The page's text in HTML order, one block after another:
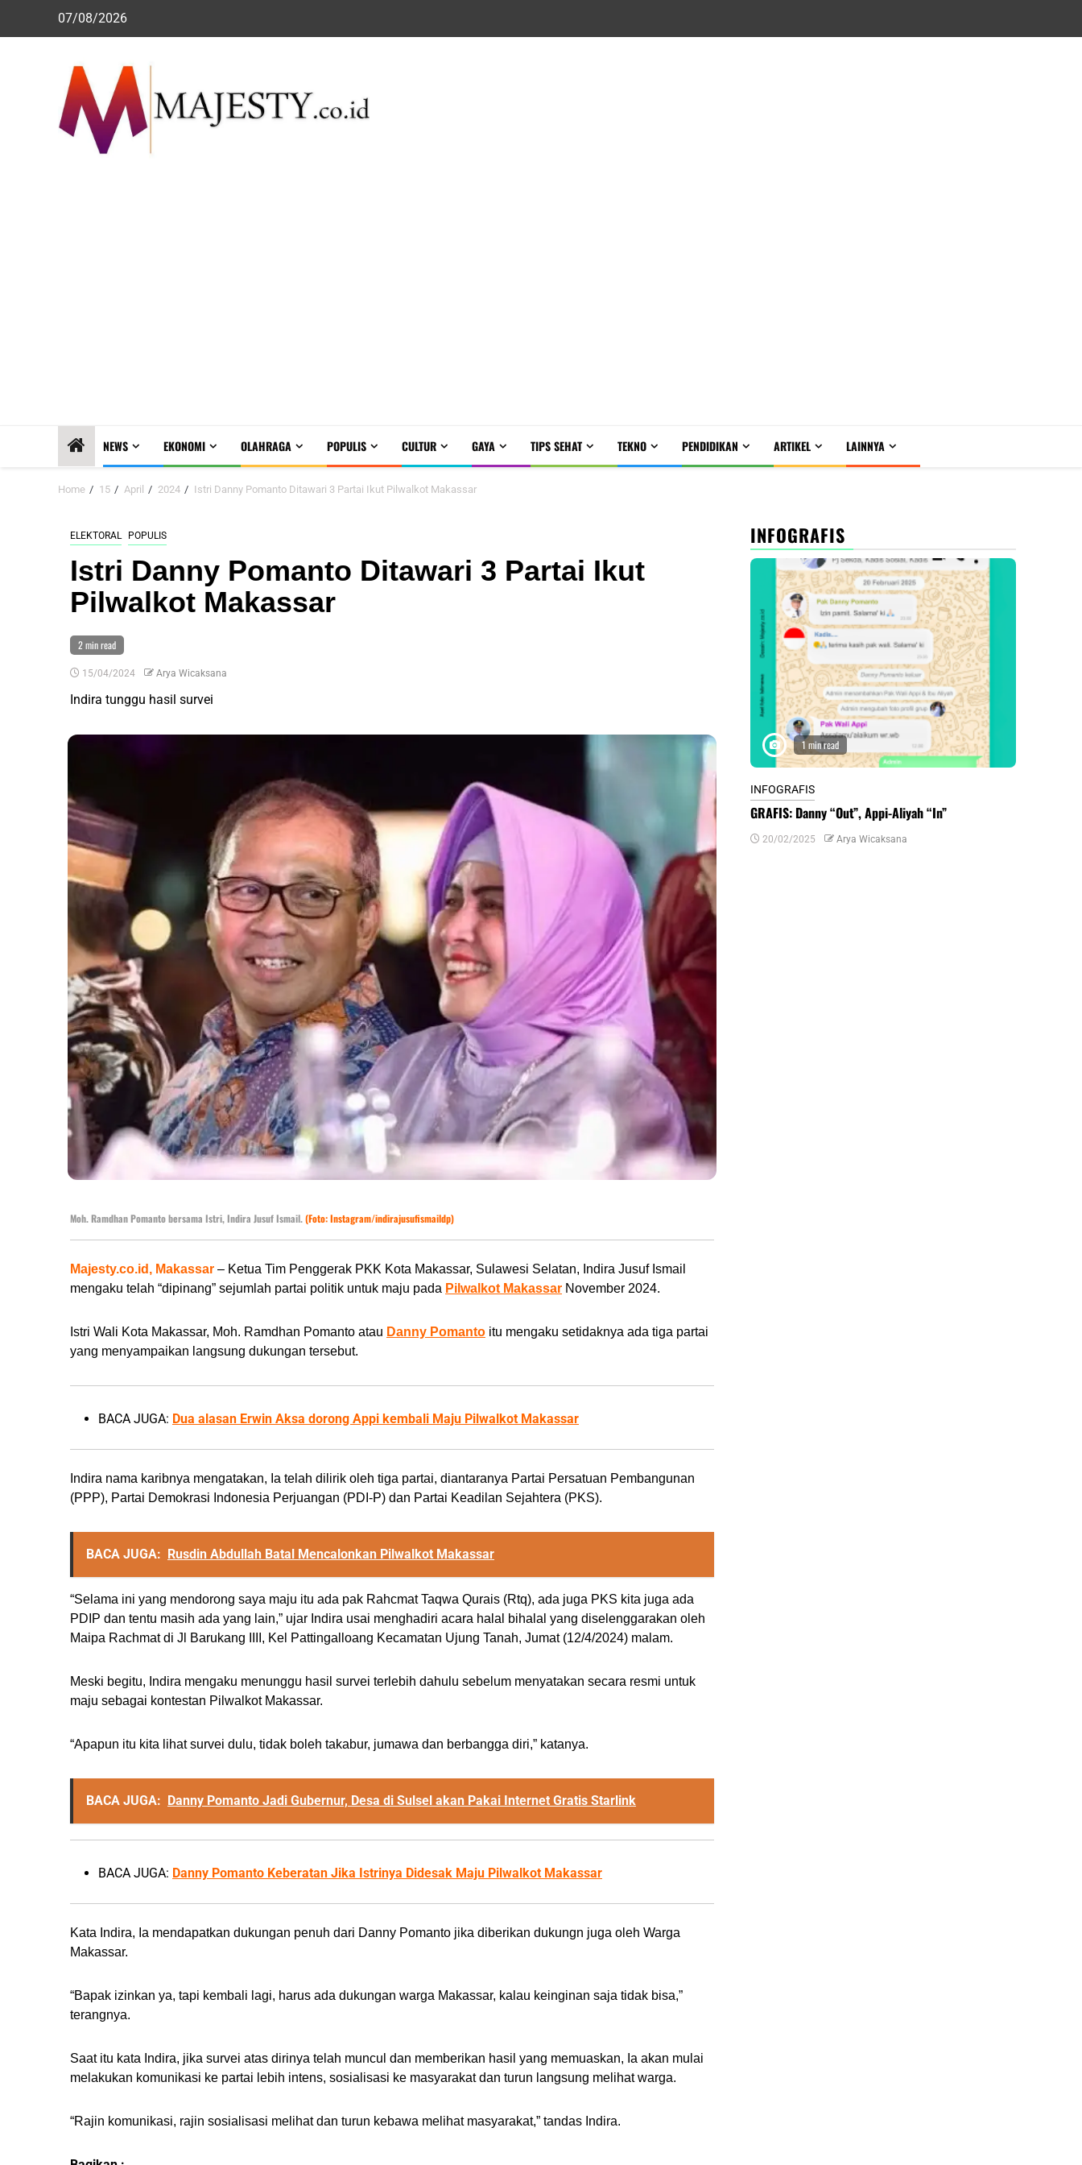
07/08/2026
NEWS EKONOMI OLAHRAGA POPULIS CULTUR GAYA TIPS SEHAT TEKNO PENDIDIKAN ARTIKEL LAINNYA
Home 15 April 2024 Istri Danny Pomanto Ditawari 3 Partai Ikut Pilwalkot Makassar
ELEKTORAL POPULIS
Istri Danny Pomanto Ditawari 3 Partai Ikut
Pilwalkot Makassar
2 min read
15/04/2024 Arya Wicaksana
Indira tunggu hasil survei
Moh. Ramdhan Pomanto bersama Istri, Indira Jusuf Ismail.(Foto: Instagram/indirajusufismaildp)
Majesty.co.id, Makassar – Ketua Tim Penggerak PKK Kota Makassar, Sulawesi Selatan, Indira Jusuf Ismail
mengaku telah “dipinang” sejumlah partai politik untuk maju pada Pilwalkot Makassar November 2024.
Istri Wali Kota Makassar, Moh. Ramdhan Pomanto atau Danny Pomanto itu mengaku setidaknya ada tiga partai
yang menyampaikan langsung dukungan tersebut.
BACA JUGA: Dua alasan Erwin Aksa dorong Appi kembali Maju Pilwalkot Makassar
Indira nama karibnya mengatakan, Ia telah dilirik oleh tiga partai, diantaranya Partai Persatuan Pembangunan
(PPP), Partai Demokrasi Indonesia Perjuangan (PDI-P) dan Partai Keadilan Sejahtera (PKS).
BACA JUGA: Rusdin Abdullah Batal Mencalonkan Pilwalkot Makassar
“Selama ini yang mendorong saya maju itu ada pak Rahcmat Taqwa Qurais (Rtq), ada juga PKS kita juga ada
PDIP dan tentu masih ada yang lain,” ujar Indira usai menghadiri acara halal bihalal yang diselenggarakan oleh
Maipa Rachmat di Jl Barukang IIII, Kel Pattingalloang Kecamatan Ujung Tanah, Jumat (12/4/2024) malam.
Meski begitu, Indira mengaku menunggu hasil survei terlebih dahulu sebelum menyatakan secara resmi untuk
maju sebagai kontestan Pilwalkot Makassar.
“Apapun itu kita lihat survei dulu, tidak boleh takabur, jumawa dan berbangga diri,” katanya.
BACA JUGA: Danny Pomanto Jadi Gubernur, Desa di Sulsel akan Pakai Internet Gratis Starlink
BACA JUGA: Danny Pomanto Keberatan Jika Istrinya Didesak Maju Pilwalkot Makassar
Kata Indira, Ia mendapatkan dukungan penuh dari Danny Pomanto jika diberikan dukungn juga oleh Warga
Makassar.
“Bapak izinkan ya, tapi kembali lagi, harus ada dukungan warga Makassar, kalau keinginan saja tidak bisa,”
terangnya.
Saat itu kata Indira, jika survei atas dirinya telah muncul dan memberikan hasil yang memuaskan, Ia akan mulai
melakukan komunikasi ke partai lebih intens, sosialisasi ke masyarakat dan turun langsung melihat warga.
“Rajin komunikasi, rajin sosialisasi melihat dan turun kebawa melihat masyarakat,” tandas Indira.
INFOGRAFIS
1 min read
INFOGRAFIS
GRAFIS: Danny “Out”, Appi-Aliyah “In”
20/02/2025 Arya Wicaksana